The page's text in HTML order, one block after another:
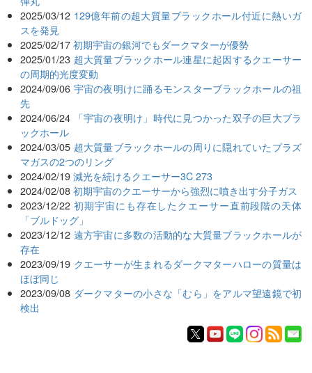
2025/03/12 129億年前の超大質量ブラックホール付近に熱いガ
スを発見
2025/02/17 初期宇宙の銀河でもダークマターが優勢
2025/01/23 超大質量ブラックホール連星に起因するクエーサー
の周期的光度変動
2024/09/06 宇宙の夜明けに踊るモンスターブラックホールの祖
先
2024/06/24
「宇宙の夜明け」時代に見つかった双子の巨大ブラ
ックホール
2024/03/05 超大質量ブラックホールの周りに隠れていたプラズ
マガスの2つのリング
2024/02/19 減光を続けるクエーサー3C 273
2024/02/08 初期宇宙のクエーサーから強烈に噴き出す分子ガス
2023/12/22 初期宇宙にも存在したクエーサー直前段階の天体
「ブルドッグ」
2023/12/12 遠方宇宙に多数の活動的な大質量ブラックホールが
存在
2023/09/19 クエーサーが生まれるダークマターハローの質量は
ほぼ同じ
2023/09/08 ダークマターの小さな「むら」をアルマ望遠鏡で初
検出